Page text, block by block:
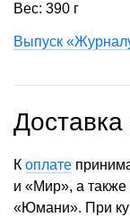
Вес: 390 г
Выпуск
К оплате
и «Мир», а
«Юмани». При